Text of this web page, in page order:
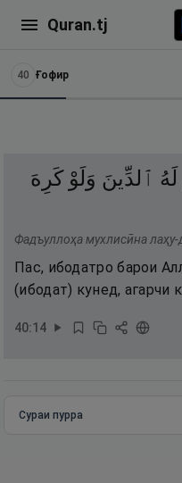
Quran.tj
40 Ғофир
لَهُ ٱلدِّينَ وَلَوْ كَرِهَ
Фадъуллоҳа мухлисӣна
Пас, ибодатро барои
(ибодат) кунед, агарчи
40:14
Сураи пурра